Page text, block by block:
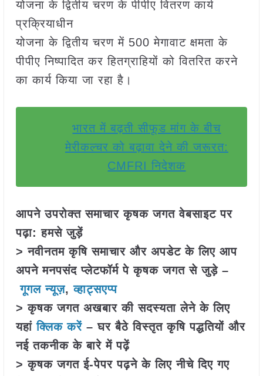
योजना के द्वितीय चरण के पीपीए वितरण कार्य
प्रक्रियाधीन
योजना के द्वितीय चरण में 500 मेगावाट क्षमता के
पीपीए निष्पादित कर हितग्राहियों को वितरित करने
का कार्य किया जा रहा है।
भारत में बढ़ती सीफूड मांग के बीच
मेरीकल्चर को बढ़ावा देने की जरूरत:
CMFRI निदेशक
आपने उपरोक्त समाचार कृषक जगत वेबसाइट पर
पढ़ा: हमसे जुड़ें
> नवीनतम कृषि समाचार और अपडेट के लिए आप
अपने मनपसंद प्लेटफॉर्म पे कृषक जगत से जुड़े –
गूगल न्यूज़,व्हाट्सएप्प
> कृषक जगत अखबार की सदस्यता लेने के लिए
यहांक्लिक करें– घर बैठे विस्तृत कृषि पद्धतियों और
नई तकनीक के बारे में पढ़ें
> कृषक जगत ई-पेपर पढ़ने के लिए नीचे दिए गए